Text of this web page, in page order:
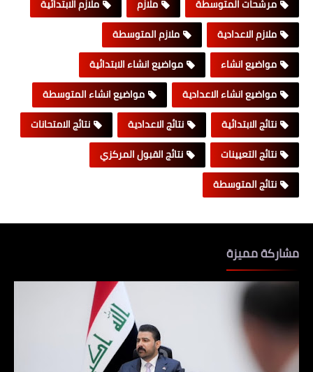
مرشحات المتوسطة
ملازم
ملازم الابتدائية
ملازم الاعدادية
ملازم المتوسطة
مواضيع انشاء
مواضيع انشاء الابتدائية
مواضيع انشاء الاعدادية
مواضيع انشاء المتوسطة
نتائج الابتدائية
نتائج الاعدادية
نتائج الامتحانات
نتائج التعيينات
نتائج القبول المركزي
نتائج المتوسطة
مشاركة مميزة